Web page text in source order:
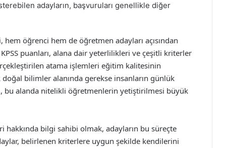
adayların, başvuruları genellikle diğer
öğrenci hem de öğretmen adayları açısından
puanları, alana dair yeterlilikleri ve çeşitli kriterler
atama işlemleri eğitim kalitesinin
doğal bilimler alanında gerekse insanların günlük
bu alanda nitelikli öğretmenlerin yetiştirilmesi büyük
bilgi sahibi olmak, adayların bu süreçte
belirlenen kriterlere uygun şekilde kendilerini